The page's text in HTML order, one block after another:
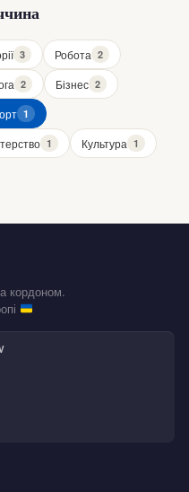
3 Робота 2
2 Бізнес 2
1
1 Культура 1
кордоном.